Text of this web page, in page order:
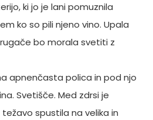
ki jo je lani pomuznila
ko so pili njeno vino. Upala
bo morala svetiti z
apnenčasta polica in pod njo
Svetišče. Med zdrsi je
spustila na velika in